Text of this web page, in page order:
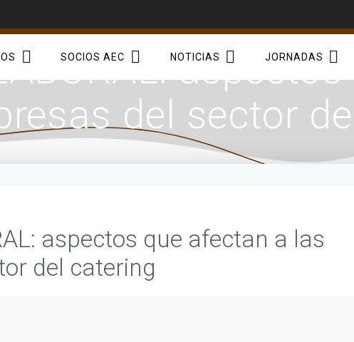
SOCIOS AEC NOTICIAS JORNADAS
del sector
aspectos que afectan a las
del catering